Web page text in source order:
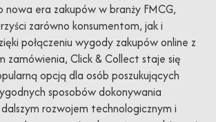
era zakupów w branży FMCG,
zarówno konsumentom, jak i
połączeniu wygody zakupów online z
zamówienia, Click & Collect staje się
opcją dla osób poszukujących
sposobów dokonywania
rozwojem technologicznym i